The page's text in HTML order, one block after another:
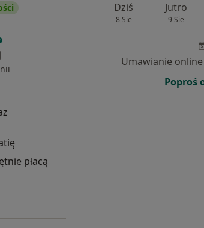
płacą
Dziś
8 Sie
Jutro
9 Sie
Umawianie
Poproś